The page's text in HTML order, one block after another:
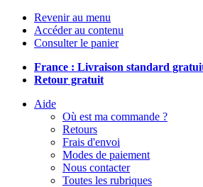
Revenir au menu
Accéder au contenu
Consulter le panier
France : Livraison standard
Retour gratuit
Aide
Où est ma commande ?
Retours
Frais d'envoi
Modes de paiement
Nous contacter
Toutes les rubriques